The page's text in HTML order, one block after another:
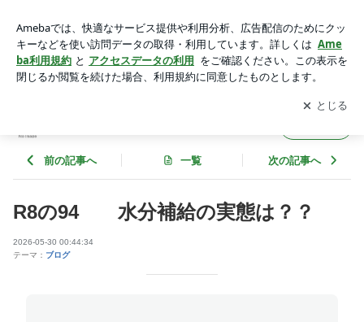
アプリをダウンロードして ブログの更新通知
を受け取りまし
ょう。
開く
前の記事へ 一覧 次の記事へ
R8の94 水分補給の実態は？？
2026-05-30 00:44:34
テーマ： ブログ